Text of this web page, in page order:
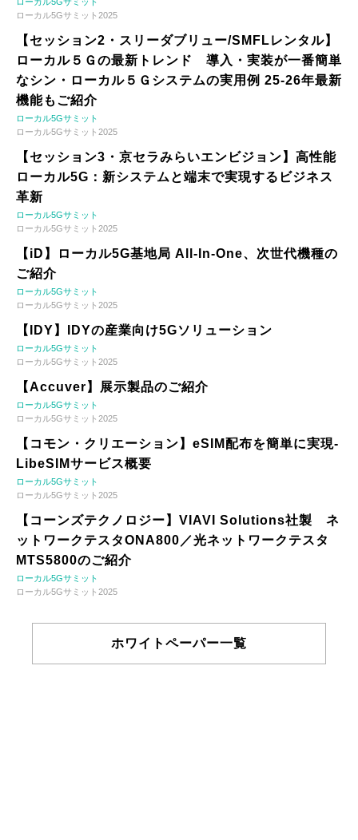
ローカル5Gサミット2025
【セッション2・スリーダブリュー/SMFLレンタル】
ローカル５Ｇの最新トレンド 導入・実装が一番簡単
なシン・ローカル５Ｇシステムの実用例 25-26年最新
機能もご紹介
ローカル5Gサミット
ローカル5Gサミット2025
【セッション3・京セラみらいエンビジョン】高性能
ローカル5G：新システムと端末で実現するビジネス
革新
ローカル5Gサミット
ローカル5Gサミット2025
【iD】ローカル5G基地局 All-In-One、次世代機種の
ご紹介
ローカル5Gサミット
ローカル5Gサミット2025
【IDY】IDYの産業向け5Gソリューション
ローカル5Gサミット
ローカル5Gサミット2025
【Accuver】展示製品のご紹介
ローカル5Gサミット
ローカル5Gサミット2025
【コモン・クリエーション】eSIM配布を簡単に実現-
LibeSIMサービス概要
ローカル5Gサミット
ローカル5Gサミット2025
【コーンズテクノロジー】VIAVI Solutions社製 ネ
ットワークテスタONA800／光ネットワークテスタ
MTS5800のご紹介
ローカル5Gサミット
ローカル5Gサミット2025
ホワイトペーパー一覧